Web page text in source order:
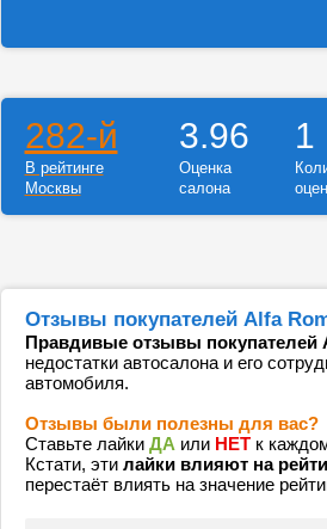
282-й
В рейтинге
Москвы
3.96
Оценка
салона
1
Отзывы покупателей Alfa
Правдивые отзывы покупателей
недостатки автосалона и его
автомобиля.
Отзывы были полезны для вас?
Ставьте лайки ДА или НЕТк
Кстати, эти лайки влияют на
перестаёт влиять на значение